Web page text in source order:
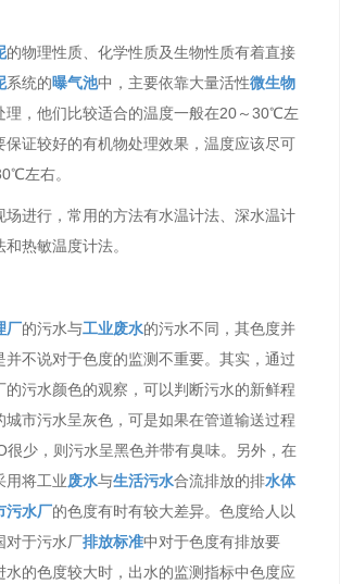
的物理性质、化学性质及生物性质有着直接
系统的曝气池中，主要依靠大量活性微生物
理，他们比较适合的温度一般在20～30℃左
保证较好的有机物处理效果，温度应该尽可
左右。
场进行，常用的方法有水温计法、深水温计
热敏温度计法。
厂的污水与工业废水的污水不同，其色度并
并不说对于色度的监测不重要。其实，通过
的污水颜色的观察，可以判断污水的新鲜程
城市污水呈灰色，可是如果在管道输送过程
很少，则污水呈黑色并带有臭味。另外，在
用将工业废水与生活污水合流排放的排水体
污水厂的色度有时有较大差异。色度给人以
对于污水厂排放标准中对于色度有排放要
水的色度较大时，出水的监测指标中色度应